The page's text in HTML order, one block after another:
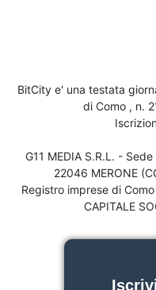
BitCity e' una testata
di Como , n.
G11 MEDIA S.R.L. -
22046 MERONE
Registro imprese di
CAPITALE